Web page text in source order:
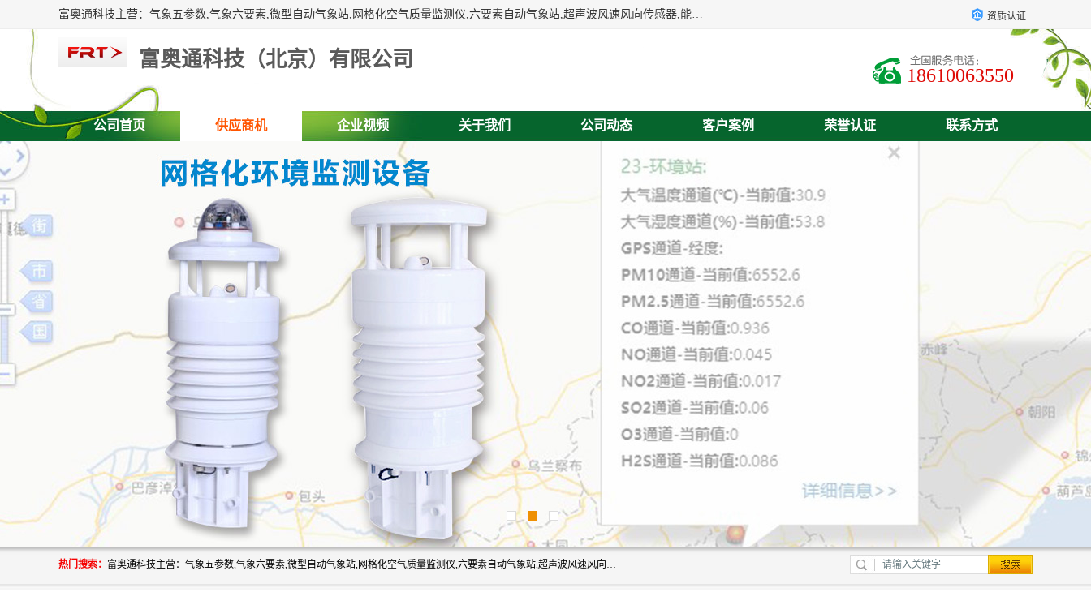
富奥通科技主营：气象五参数,气象六要素,微型自动气象站,网格化空气质量监测仪,六要素自动气象站,超声波风速风向传感器,能见度仪,大气微型站,交通自动气象站,高速路面结冰监测,路面状况传感器等。 资质认证
富奥通科技（北京）有限公司
18610063550
公司首页 供应商机 企业视频 关于我们 公司动态 客户案例 荣誉认证 联系方式
热门搜索： 富奥通科技主营：气象五参数,气象六要素,微型自动气象站,网格化空气质量监测仪,六要素自动气象站,超声波风速风向传感器,能见度仪,大气微型站,交通自动气象站,高速路面结冰监测,路面状况传感器等。